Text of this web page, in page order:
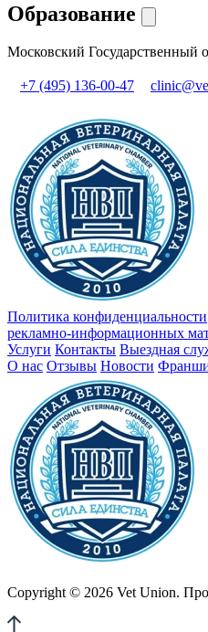
Образование
Московский Государственный
+7 (495) 136-00-47
Политика конфиденциальности
рекламно-информационных
Услуги Контакты Выездная
О нас Отзывы Новости
Copyright © 2026 Vet Union.